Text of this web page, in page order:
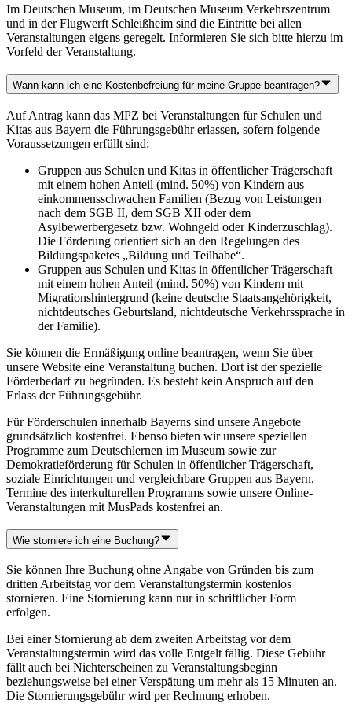
Im Deutschen Museum, im Deutschen Museum Verkehrszentrum
und in der Flugwerft Schleißheim sind die Eintritte bei allen
Veranstaltungen eigens geregelt. Informieren Sie sich bitte hierzu im
Vorfeld der Veranstaltung.
Wann kann ich eine Kostenbefreiung für meine Gruppe beantragen?
Auf Antrag kann das MPZ bei Veranstaltungen für Schulen und
Kitas aus Bayern die Führungsgebühr erlassen, sofern folgende
Voraussetzungen erfüllt sind:
Gruppen aus Schulen und Kitas in öffentlicher Trägerschaft
mit einem hohen Anteil (mind. 50%) von Kindern aus
einkommensschwachen Familien (Bezug von Leistungen
nach dem SGB II, dem SGB XII oder dem
Asylbewerbergesetz bzw. Wohngeld oder Kinderzuschlag).
Die Förderung orientiert sich an den Regelungen des
Bildungspaketes „Bildung und Teilhabe“.
Gruppen aus Schulen und Kitas in öffentlicher Trägerschaft
mit einem hohen Anteil (mind. 50%) von Kindern mit
Migrationshintergrund (keine deutsche Staatsangehörigkeit,
nichtdeutsches Geburtsland, nichtdeutsche Verkehrssprache in
der Familie).
Sie können die Ermäßigung online beantragen, wenn Sie über
unsere Website eine Veranstaltung buchen. Dort ist der spezielle
Förderbedarf zu begründen. Es besteht kein Anspruch auf den
Erlass der Führungsgebühr.
Für Förderschulen innerhalb Bayerns sind unsere Angebote
grundsätzlich kostenfrei. Ebenso bieten wir unsere speziellen
Programme zum Deutschlernen im Museum sowie zur
Demokratieförderung für Schulen in öffentlicher Trägerschaft,
soziale Einrichtungen und vergleichbare Gruppen aus Bayern,
Termine des interkulturellen Programms sowie unsere Online-
Veranstaltungen mit MusPads kostenfrei an.
Wie storniere ich eine Buchung?
Sie können Ihre Buchung ohne Angabe von Gründen bis zum
dritten Arbeitstag vor dem Veranstaltungstermin kostenlos
stornieren. Eine Stornierung kann nur in schriftlicher Form
erfolgen.
Bei einer Stornierung ab dem zweiten Arbeitstag vor dem
Veranstaltungstermin wird das volle Entgelt fällig. Diese Gebühr
fällt auch bei Nichterscheinen zu Veranstaltungsbeginn
beziehungsweise bei einer Verspätung um mehr als 15 Minuten an.
Die Stornierungsgebühr wird per Rechnung erhoben.